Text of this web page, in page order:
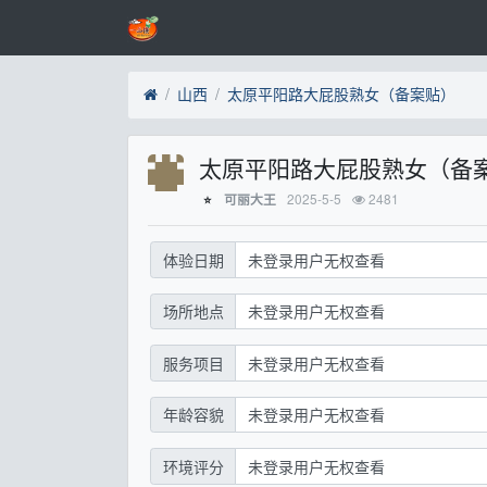
山西 太原平阳路大屁股熟女（备案贴）
太原平阳路大屁股熟女（备
⭐ 可丽大王 2025-5-5 2481
体验日期 未登录用户无权查看
场所地点 未登录用户无权查看
服务项目 未登录用户无权查看
年龄容貌 未登录用户无权查看
环境评分 未登录用户无权查看